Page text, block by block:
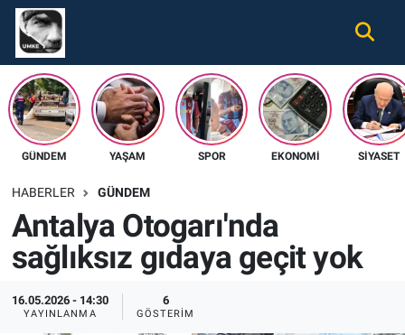
GÜNDEM YAŞAM SPOR EKONOMI SIYASET
HABERLER GÜNDEM
Antalya Otogarı'nda
sağlıksız gıdaya geçit yok
16.05.2026 - 14:30
YAYINLANMA
6
GÖSTERIM
Gündem
Ekonomi
Spor
Tüm Haberler
İletişim
Nöbetçi Eczaneler
Hava Durumu
Namaz Vakitleri
Süper Lig Puan Durumu ve Fikstür
Tüm Manşetler